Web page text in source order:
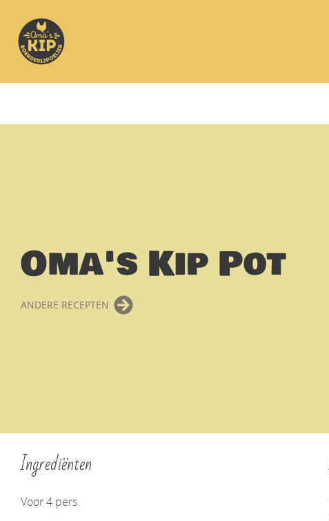
Oma's Kip Pot
ANDERE RECEPTEN
Ingrediënten
Voor 4 pers.